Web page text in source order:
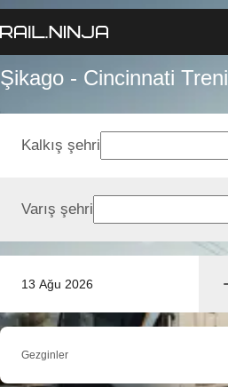
Şikago - Cincinnati Treni
13 Ağu 2026
Kalkış şehri
Varış şehri
Gezginler